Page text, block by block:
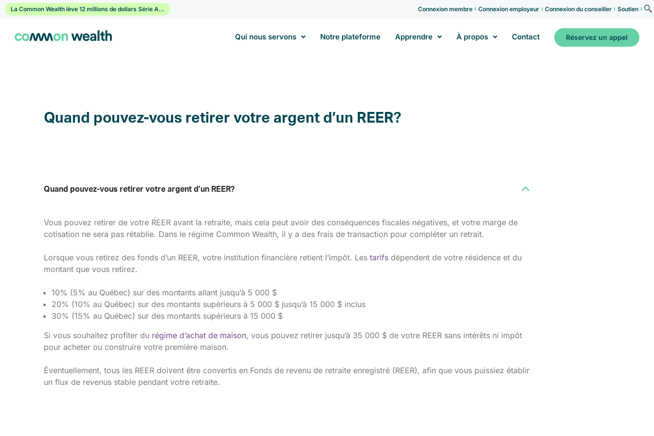
Passer
au
La Common Wealth lève 12 millions de dollars Série A... Connexion membre Connexion employeur Connexion du conseiller Soutien
Qui nous servons Notre plateforme Apprendre À propos Contact Réservez un appel
Quand pouvez-vous retirer votre argent d’un REER?
B
Quand pouvez-vous retirer votre argent d’un REER?
Vous pouvez retirer de votre REER avant la retraite, mais cela peut avoir des conséquences fiscales négatives, et votre marge de
cotisation ne sera pas rétablie. Dans le régime Common Wealth, il y a des frais de transaction pour compléter un retrait.
Lorsque vous retirez des fonds d’un REER, votre institution financière retient l’impôt. Les tarifs dépendent de votre résidence et du
montant que vous retirez.
10% (5% au Québec) sur des montants allant jusqu’à 5 000 $
20% (10% au Québec) sur des montants supérieurs à 5 000 $ jusqu’à 15 000 $ inclus
30% (15% au Québec) sur des montants supérieurs à 15 000 $
Si vous souhaitez profiter du régime d’achat de maison, vous pouvez retirer jusqu’à 35 000 $ de votre REER sans intérêts ni impôt
pour acheter ou construire votre première maison.
Éventuellement, tous les REER doivent être convertis en Fonds de revenu de retraite enregistré (REER), afin que vous puissiez établir
un flux de revenus stable pendant votre retraite.